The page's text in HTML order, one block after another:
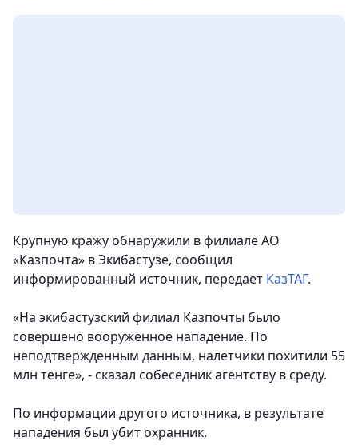
Крупную кражу обнаружили в филиале АО
«Казпочта» в Экибастузе, сообщил
информированный источник, передает КазТАГ.
«На экибастузский филиал Казпочты было
совершено вооруженное нападение. По
неподтвержденным данным, налетчики похитили 55
млн тенге», - сказал собеседник агентству в среду.
По информации другого источника, в результате
нападения был убит охранник.